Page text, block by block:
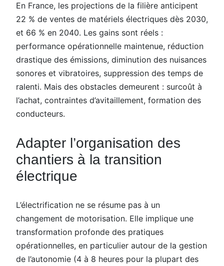
En France, les projections de la filière anticipent
22 % de ventes de matériels électriques dès 2030,
et 66 % en 2040. Les gains sont réels :
performance opérationnelle maintenue, réduction
drastique des émissions, diminution des nuisances
sonores et vibratoires, suppression des temps de
ralenti. Mais des obstacles demeurent : surcoût à
l’achat, contraintes d’avitaillement, formation des
conducteurs.
Adapter l’organisation des
chantiers à la transition
électrique
L’électrification ne se résume pas à un
changement de motorisation. Elle implique une
transformation profonde des pratiques
opérationnelles, en particulier autour de la gestion
de l’autonomie (4 à 8 heures pour la plupart des